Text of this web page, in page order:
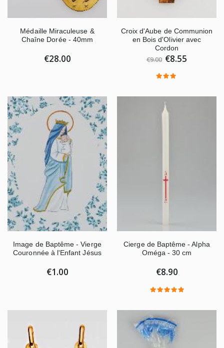
Médaille Miraculeuse &
Chaîne Dorée - 40mm
€28.00
Croix d'Aube de Communion
en Bois d'Olivier avec
Cordon
€9.00 €8.55
Image de Baptême - Vierge
Couronnée à l'Enfant Jésus
€1.00
Cierge de Baptême - Alpha
Oméga - 30 cm
€8.90